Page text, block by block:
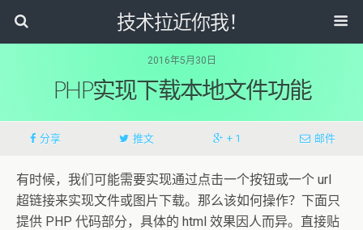
技术拉近你我！
2016年5月30日
PHP实现下载本地文件功能
分享 推文 + 1 邮件
有时候，我们可能需要实现通过点击一个按钮或一个 url
超链接来实现文件或图片下载。那么该如何操作？下面只
提供 PHP 代码部分，具体的 html 效果因人而异。直接贴